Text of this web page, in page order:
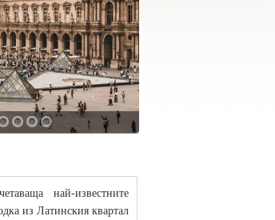
най-известните
из Латинския квартал